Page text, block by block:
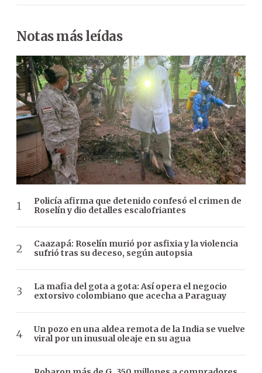
Notas más leídas
Policía afirma que detenido confesó el crimen de
Roselín y dio detalles escalofriantes
Caazapá: Roselín murió por asfixia y la violencia
sufrió tras su deceso, según autopsia
La mafia del gota a gota: Así opera el negocio
extorsivo colombiano que acecha a Paraguay
Un pozo en una aldea remota de la India se vuelve
viral por un inusual oleaje en su agua